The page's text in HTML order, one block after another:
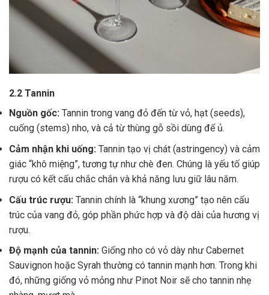
2.2 Tannin
Nguồn gốc: Tannin trong vang đỏ đến từ vỏ, hạt (seeds),
cuống (stems) nho, và cả từ thùng gỗ sồi dùng để ủ.
Cảm nhận khi uống: Tannin tạo vị chát (astringency) và cảm
giác “khô miệng”, tương tự như chè đen. Chúng là yếu tố giúp
rượu có kết cấu chắc chắn và khả năng lưu giữ lâu năm.
Cấu trúc rượu: Tannin chính là “khung xương” tạo nên cấu
trúc của vang đỏ, góp phần phức hợp và độ dài của hương vị
rượu.
Độ mạnh của tannin: Giống nho có vỏ dày như Cabernet
Sauvignon hoặc Syrah thường có tannin mạnh hơn. Trong khi
đó, những giống vỏ mỏng như Pinot Noir sẽ cho tannin nhẹ